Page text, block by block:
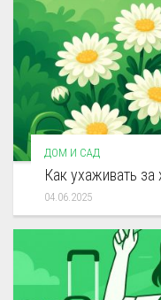
ДОМ И САД
Как ухаживать
04.06.2025